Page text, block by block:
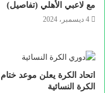
مع لاعبي الأهلي (تفاصيل)
4 ديسمبر، 2024
اتحاد الكرة يعلن موعد
الكرة النسائية